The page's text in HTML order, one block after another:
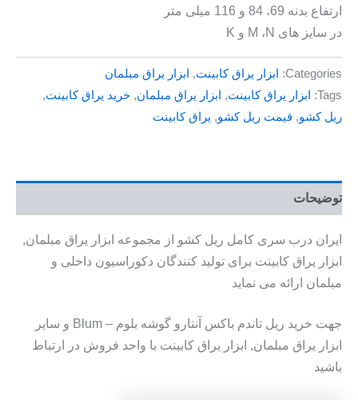
ارتفاع بدنه 69، 84 و 116 میلی متر
در سایز های M ،N و K
Categories: ابزار یراق کابینت,
ابزار یراق مبلمان
Tags:
ابزار یراق کابینت, ابزار یراق مبلمان, خرید یراق کابینت,
ریل کشو, قیمت ریل کشو, یراق کابینت
توضیحات
ایران درب سری کامل ریل کشو از مجموعه ابزار یراق مبلمان,
ابزار یراق کابینت برای تولید کنندگان دکوراسیون داخلی و
مبلمان ارائه می نماید
جهت خرید ریل تاندم باکس آنتارو گوشه بلوم – Blum و سایر
ابزار یراق مبلمان, ابزار یراق کابینت با واحد فروش در ارتباط
باشید